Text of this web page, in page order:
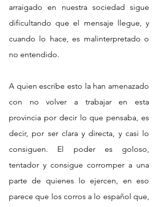
arraigado en nuestra sociedad sigue
dificultando que el mensaje llegue, y
cuando lo hace, es malinterpretado o
no entendido.
A quien escribe esto la han amenazado
con no volver a trabajar en esta
provincia por decir lo que pensaba, es
decir, por ser clara y directa, y casi lo
consiguen. El poder es goloso,
tentador y consigue corromper a una
parte de quienes lo ejercen, en eso
parece que los corros a lo español que,